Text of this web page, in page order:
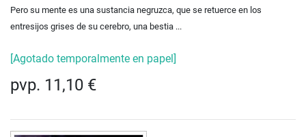
Pero su mente es una sustancia negruzca, que se retuerce en los
entresijos grises de su cerebro, una bestia ...
[Agotado temporalmente en papel]
pvp. 11,10 €